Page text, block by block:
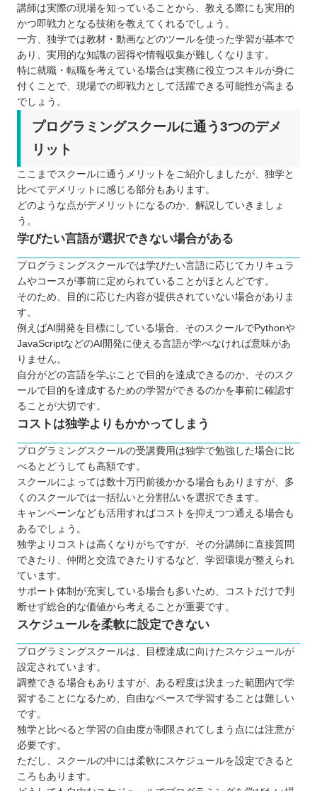
講師は実際の現場を知っていることから、教える際にも実用的
かつ即戦力となる技術を教えてくれるでしょう。
一方、独学では教材・動画などのツールを使った学習が基本で
あり、実用的な知識の習得や情報収集が難しくなります。
特に就職・転職を考えている場合は実務に役立つスキルが身に
付くことで、現場での即戦力として活躍できる可能性が高まる
でしょう。
プログラミングスクールに通う3つのデメ
リット
ここまでスクールに通うメリットをご紹介しましたが、独学と
比べてデメリットに感じる部分もあります。
どのような点がデメリットになるのか、解説していきましょ
う。
学びたい言語が選択できない場合がある
プログラミングスクールでは学びたい言語に応じてカリキュラ
ムやコースが事前に定められていることがほとんどです。
そのため、目的に応じた内容が提供されていない場合がありま
す。
例えばAI開発を目標にしている場合、そのスクールでPythonや
JavaScriptなどのAI開発に使える言語が学べなければ意味があ
りません。
自分がどの言語を学ぶことで目的を達成できるのか、そのスク
ールで目的を達成するための学習ができるのかを事前に確認す
ることが大切です。
コストは独学よりもかかってしまう
プログラミングスクールの受講費用は独学で勉強した場合に比
べるとどうしても高額です。
スクールによっては数十万円前後かかる場合もありますが、多
くのスクールでは一括払いと分割払いを選択できます。
キャンペーンなども活用すればコストを抑えつつ通える場合も
あるでしょう。
独学よりコストは高くなりがちですが、その分講師に直接質問
できたり、仲間と交流できたりするなど、学習環境が整えられ
ています。
サポート体制が充実している場合も多いため、コストだけで判
断せず総合的な価値から考えることが重要です。
スケジュールを柔軟に設定できない
プログラミングスクールは、目標達成に向けたスケジュールが
設定されています。
調整できる場合もありますが、ある程度は決まった範囲内で学
習することになるため、自由なペースで学習することは難しい
です。
独学と比べると学習の自由度が制限されてしまう点には注意が
必要です。
ただし、スクールの中には柔軟にスケジュールを設定できると
ころもあります。